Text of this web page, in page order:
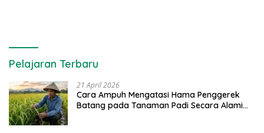
Pelajaran Terbaru
21 April 2026
Cara Ampuh Mengatasi Hama Penggerek
Batang pada Tanaman Padi Secara Alami